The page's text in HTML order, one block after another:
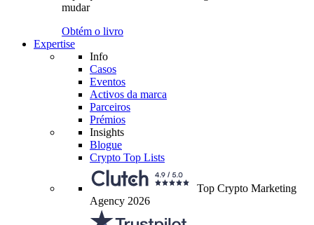
mudar
Obtém o livro
Expertise
Info
Casos
Eventos
Activos da marca
Parceiros
Prémios
Insights
Blogue
Crypto Top Lists
Top Crypto Marketing
Agency 2026